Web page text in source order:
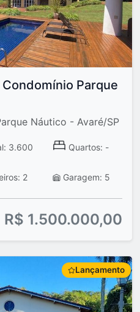
Parque
Náutico - Avaré/SP
3.600
Quartos: -
2 Garagem: 5
R$ 1.500.000,00
Lançamento